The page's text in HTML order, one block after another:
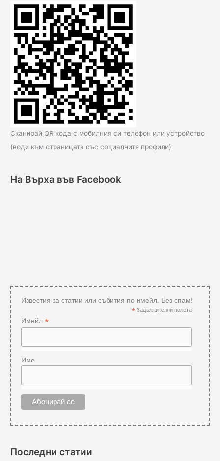
Сканирай QR кода с мобилния си телефон или устройство
(води към страницата със социалните профили)
На Върха във Facebook
Известия за статии или събития по имейл. Без спам!
* Задължителни полета
Имейл*
Име
Последни статии